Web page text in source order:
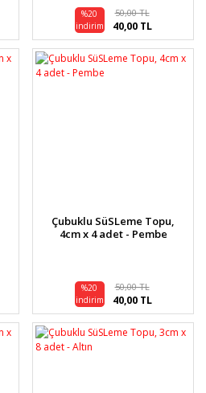
%20
indirim
50,00 TL
40,00 TL
Çubuklu SüSLeme Topu,
4cm x 4 adet - Pembe
%20
indirim
50,00 TL
40,00 TL